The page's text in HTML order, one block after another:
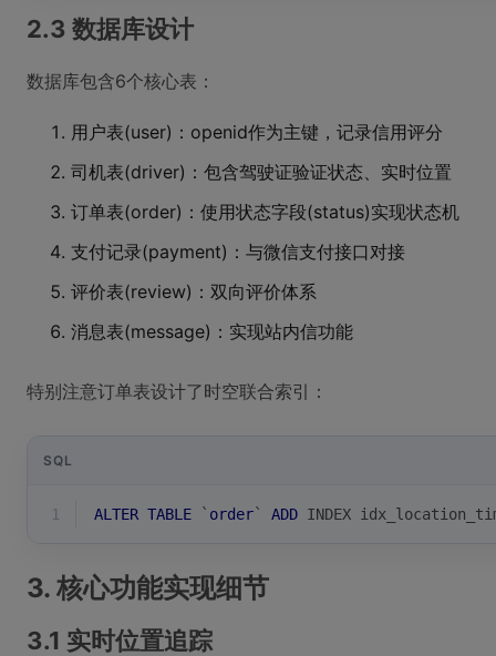
2.3 数据库设计
数据库包含6个核心表：
用户表(user)：openid作为主键，记录信用评分
司机表(driver)：包含驾驶证验证状态、实时位置
订单表(order)：使用状态字段(status)实现状态机
支付记录(payment)：与微信支付接口对接
评价表(review)：双向评价体系
消息表(message)：实现站内信功能
特别注意订单表设计了时空联合索引：
SQL
1 ALTER TABLE ` order` ADD INDEX
3. 核心功能实现细节
3.1 实时位置追踪